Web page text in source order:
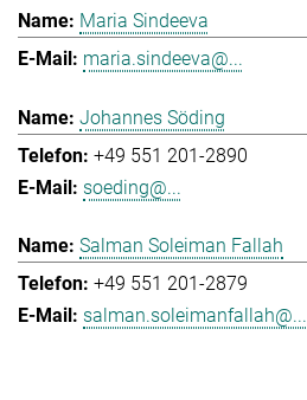
Maria Sindeeva
maria.sindeeva@...
Johannes Söding
+49 551 201-2890
soeding@...
Salman Soleiman Fallah
+49 551 201-2879
salman.soleimanfallah@...